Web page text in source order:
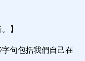
】
句包括我們自己在